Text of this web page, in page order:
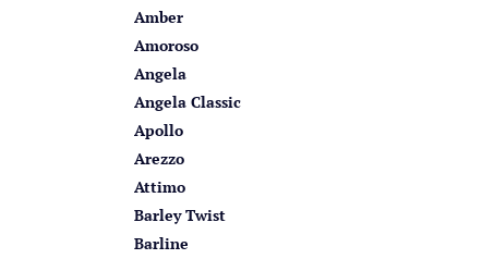
Amber
Amoroso
Angela
Angela Classic
Apollo
Arezzo
Attimo
Barley Twist
Barline